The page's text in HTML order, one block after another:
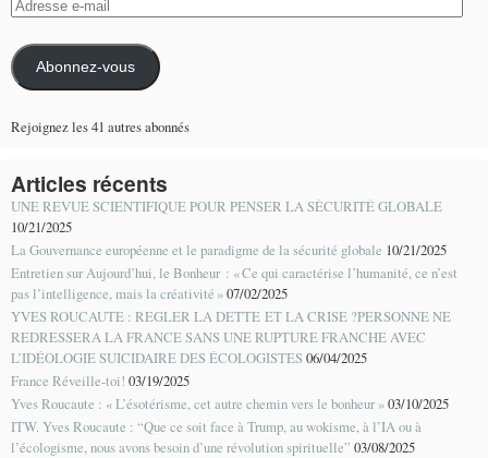
e-
mail
Abonnez-vous
Rejoignez les 41 autres abonnés
Articles récents
UNE REVUE SCIENTIFIQUE POUR PENSER LA SÉCURITÉ GLOBALE
10/21/2025
La Gouvernance européenne et le paradigme de la sécurité globale 10/21/2025
Entretien sur Aujourd’hui, le Bonheur : « Ce qui caractérise l’humanité, ce n’est
pas l’intelligence, mais la créativité »07/02/2025
YVES ROUCAUTE : REGLER LA DETTE ET LA CRISE ?PERSONNE NE
REDRESSERA LA FRANCE SANS UNE RUPTURE FRANCHE AVEC
L’IDÉOLOGIE SUICIDAIRE DES ÉCOLOGISTES06/04/2025
France Réveille-toi! 03/19/2025
Yves Roucaute : « L’ésotérisme, cet autre chemin vers le bonheur »03/10/2025
ITW. Yves Roucaute : “Que ce soit face à Trump, au wokisme, à l’IA ou à
l’écologisme, nous avons besoin d’une révolution spirituelle” 03/08/2025